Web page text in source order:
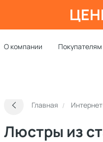
О компании Покупателям
Главная
Люстры из